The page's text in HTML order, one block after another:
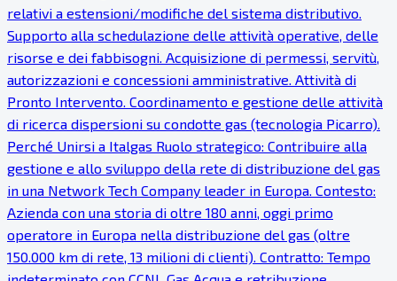
relativi a estensioni/modifiche del sistema distributivo.
Supporto alla schedulazione delle attività operative, delle
risorse e dei fabbisogni. Acquisizione di permessi, servitù,
autorizzazioni e concessioni amministrative. Attività di
Pronto Intervento. Coordinamento e gestione delle attività
di ricerca dispersioni su condotte gas (tecnologia Picarro).
Perché Unirsi a Italgas Ruolo strategico: Contribuire alla
gestione e allo sviluppo della rete di distribuzione del gas
in una Network Tech Company leader in Europa. Contesto:
Azienda con una storia di oltre 180 anni, oggi primo
operatore in Europa nella distribuzione del gas (oltre
150.000 km di rete, 13 milioni di clienti). Contratto: Tempo